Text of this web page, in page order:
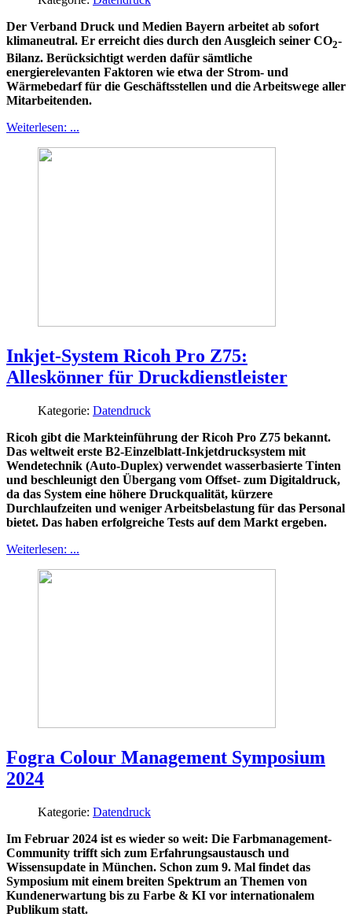
Der Verband Druck und Medien Bayern arbeitet ab sofort
klimaneutral. Er erreicht dies durch den Ausgleich seiner CO2-
Bilanz. Berücksichtigt werden dafür sämtliche
energierelevanten Faktoren wie etwa der Strom- und
Wärmebedarf für die Geschäftsstellen und die Arbeitswege aller
Mitarbeitenden.
Weiterlesen: ...
Inkjet-System Ricoh Pro Z75:
Alleskönner für Druckdienstleister
Kategorie: Datendruck
Ricoh gibt die Markteinführung der Ricoh Pro Z75 bekannt.
Das weltweit erste B2-Einzelblatt-Inkjetdrucksystem mit
Wendetechnik (Auto-Duplex) verwendet wasserbasierte Tinten
und beschleunigt den Übergang vom Offset- zum Digitaldruck,
da das System eine höhere Druckqualität, kürzere
Durchlaufzeiten und weniger Arbeitsbelastung für das Personal
bietet. Das haben erfolgreiche Tests auf dem Markt ergeben.
Weiterlesen: ...
Fogra Colour Management Symposium
2024
Kategorie: Datendruck
Im Februar 2024 ist es wieder so weit: Die Farbmanagement-
Community trifft sich zum Erfahrungsaustausch und
Wissensupdate in München. Schon zum 9. Mal findet das
Symposium mit einem breiten Spektrum an Themen von
Kundenerwartung bis zu Farbe & KI vor internationalem
Publikum statt.